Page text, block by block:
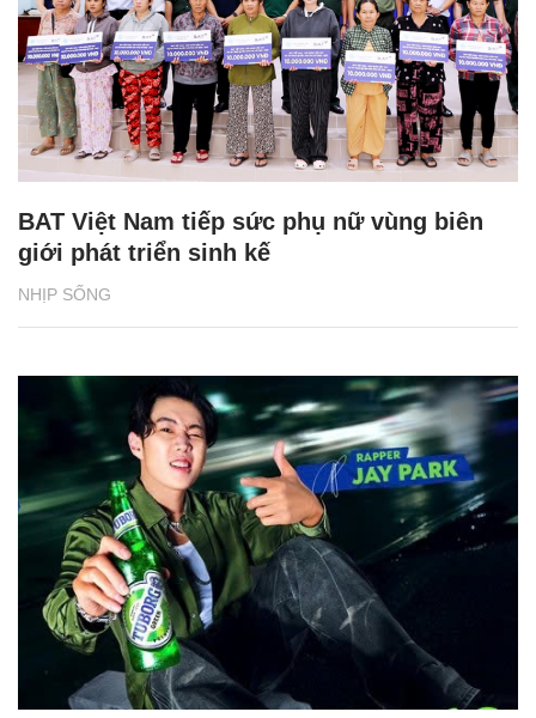
NHỊP SỐNG
BAT Việt Nam tiếp sức phụ nữ vùng biên
giới phát triển sinh kế